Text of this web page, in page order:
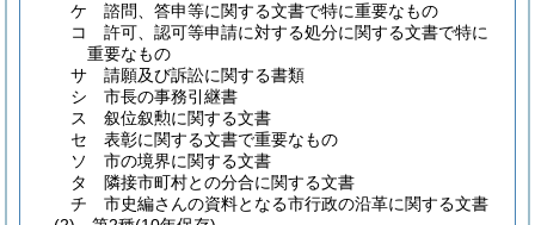
ケ
諮問、答申等に関する文書で特に重要なもの
コ
許可、認可等申請に対する処分に関する文書で特に
重要なもの
サ
請願及び訴訟に関する書類
シ
市長の事務引継書
ス
叙位叙勲に関する文書
セ
表彰に関する文書で重要なもの
ソ
市の境界に関する文書
タ
隣接市町村との分合に関する文書
チ
市史編さんの資料となる市行政の沿革に関する文書